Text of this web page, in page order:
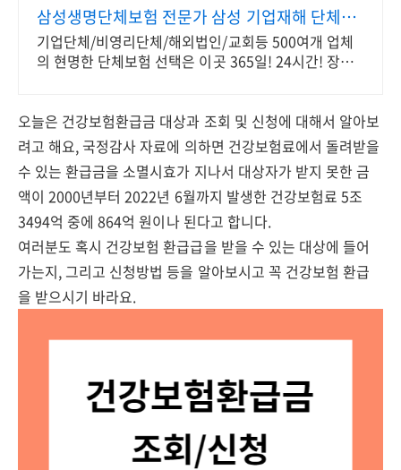
삼성생명단체보험 전문가 삼성 기업재해 단체보
장보험
기업단체/비영리단체/해외법인/교회등 500여개 업체
의 현명한 단체보험 선택은 이곳 365일! 24시간! 장소
오늘은 건강보험환급금 대상과 조회 및 신청에 대해서 알아보
려고 해요, 국정감사 자료에 의하면 건강보험료에서 돌려받을
수 있는 환급금을 소멸시효가 지나서 대상자가 받지 못한 금
액이 2000년부터 2022년 6월까지 발생한 건강보험료 5조
3494억 중에 864억 원이나 된다고 합니다.
여러분도 혹시 건강보험 환급급을 받을 수 있는 대상에 들어
가는지, 그리고 신청방법 등을 알아보시고 꼭 건강보험 환급
을 받으시기 바라요.